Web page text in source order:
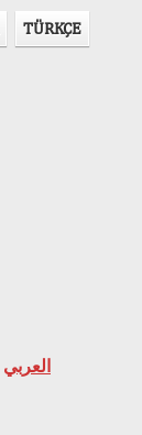
TÜRKÇE
العربي